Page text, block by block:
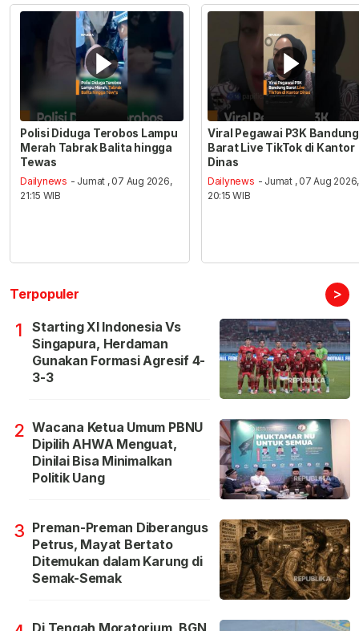
Polisi Diduga Terobos Lampu
Merah Tabrak Balita hingga
Tewas
Dailynews - Jumat , 07 Aug 2026,
21:15 WIB
Viral Pegawai P3K Bandung
Barat Live TikTok di Kantor
Dinas
Dailynews - Jumat , 07 Aug 2026,
20:15 WIB
Terpopuler >
1
Starting XI Indonesia Vs
Singapura, Herdaman
Gunakan Formasi Agresif 4-
3-3
2 Wacana Ketua Umum PBNU
Dipilih AHWA Menguat,
Dinilai Bisa Minimalkan
Politik Uang
3 Preman-Preman Diberangus
Petrus, Mayat Bertato
Ditemukan dalam Karung di
Semak-Semak